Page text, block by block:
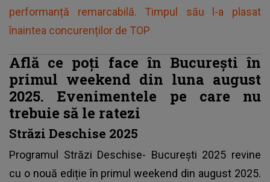
performanță remarcabilă. Timpul său l-a plasat
înaintea concurenților de TOP
Află ce poți face în București în
primul weekend din luna august
2025. Evenimentele pe care nu
trebuie să le ratezi
Străzi Deschise 2025
Programul Străzi Deschise- București 2025 revine
cu o nouă ediție în primul weekend din august 2025.